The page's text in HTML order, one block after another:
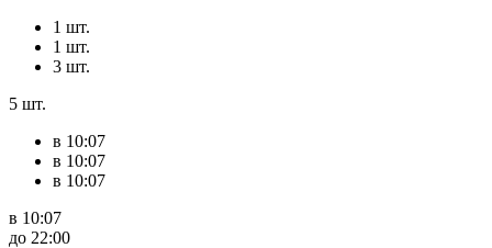
1 шт.
1 шт.
3 шт.
5 шт.
в 10:07
в 10:07
в 10:07
в 10:07
до 22:00